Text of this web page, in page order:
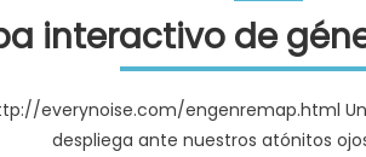
interactivo de
everynoise.com/engenremap.html
despliega ante nuestros atónitos